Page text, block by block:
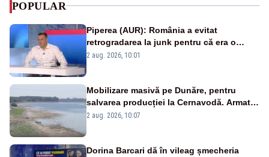
POPULAR
Piperea (AUR): România a evitat
retrogradarea la junk pentru că era o
catastrofă pentru bănci și fondurile de
2 aug. 2026, 10:01
Mobilizare masivă pe Dunăre, pentru
salvarea producției la Cernavodă. Armata
va detona o stâncă și va devia apa
2 aug. 2026, 10:07
Dorina Barcari dă în vileag șmecheria